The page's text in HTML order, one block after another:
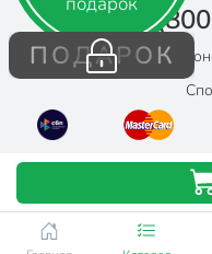
ПОДАРОК
8